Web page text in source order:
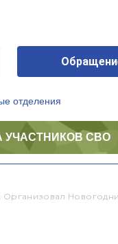
отделения
УЧАСТНИКОВ СВО